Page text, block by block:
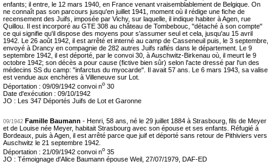
enfants; il entre, le 12 mars 1940, en France venant vraisemblablement de Belgique. On
ne connaît pas son parcours jusqu'en juillet 1941, moment où il rédige une fiche de
recensement des Juifs, imposée par Vichy, sur laquelle, il indique habiter à Agen, rue
Quillou. Il est incorporé au GTE 308 au château de Tombebouc, "détaché à son compte"
ce qui signifie qu'il dispose des moyens pour s'assumer seul et cela, jusqu'au 15 avril
1942. Le 26 août 1942, il est arrêté et interné au camp de Casseneuil puis, le 3 septembre,
envoyé à Drancy en compagnie de 282 autres Juifs raflés dans le département. Le 9
septembre 1942, il est déporté, par le convoi 30, à Auschwitz-Birkenau où, il meurt le 9
octobre 1942; son décès a pour cause (fictive bien sûr) selon l'acte dressé par l'un des
médecins SS du camp: "infarctus du myocarde". Il avait 57 ans. Le 6 mars 1943, sa valise
est vendue aux enchères à Villeneuve sur Lot.
Déportation : 09/09/1942 convoi no 30
Date d'exécution : 09/10/1942
JO : Les 347 Déportés Juifs de Lot et Garonne
09/1942 Famille Baumann - Henri, 58 ans, né le 29 juillet 1884 à Strasbourg, fils de Meyer
et de Louise née Meyer, habitait Strasbourg avec son épouse et ses enfants. Réfugié à
Bordeaux, puis à Agen, il est arrêté parce que juif et déporté sans retour de Pithiviers vers
Auschwitz le 21 septembre 1942.
Déportation : 21/09/1942 convoi no 35
JO : Témoignage d'Alice Baumann épouse Weil, 27/07/1979, DAF-ED